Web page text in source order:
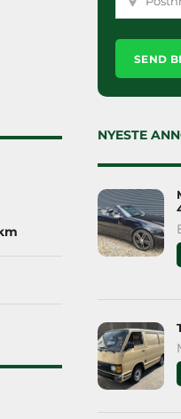
Please
leave
empty.
NYESTE